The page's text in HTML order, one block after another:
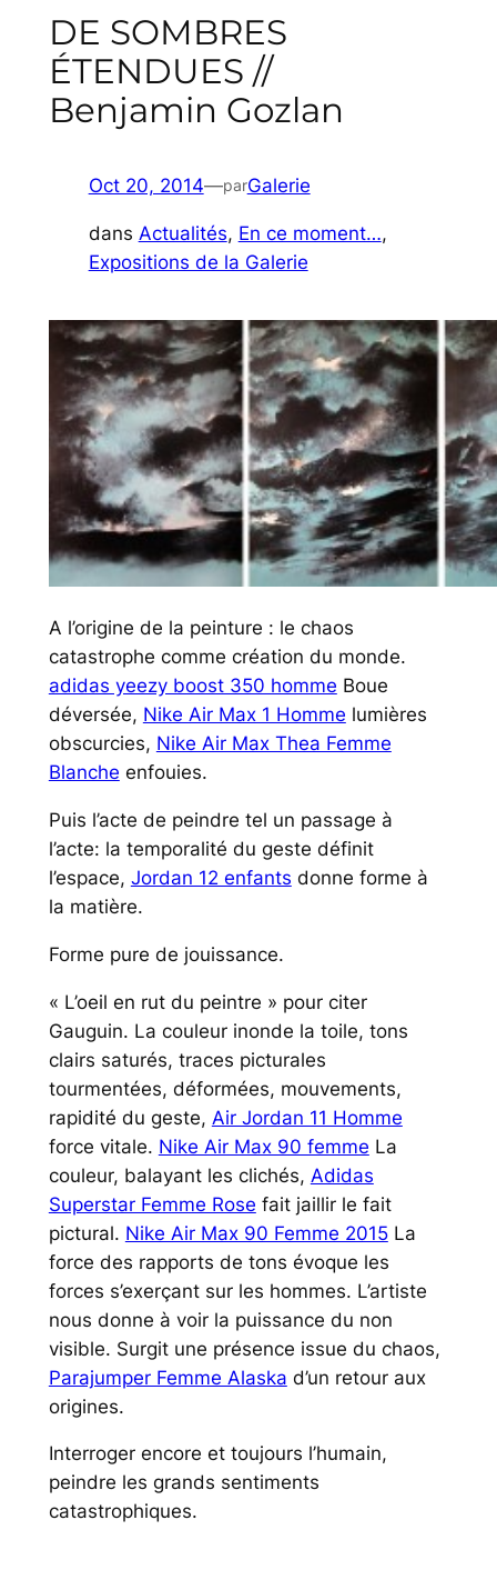
DE SOMBRES
ÉTENDUES //
Benjamin Gozlan
Oct 20, 2014—parGalerie
dans Actualités, En ce moment…
Expositions de la Galerie
A l’origine de la peinture : le chaos
catastrophe comme création du monde.
adidas yeezy boost 350 homme Boue
déversée, Nike Air Max 1 Homme lumières
obscurcies, Nike Air Max Thea Femme
Blanche enfouies.
Puis l’acte de peindre tel un passage à
l’acte: la temporalité du geste définit
l’espace, Jordan 12 enfants donne forme à
la matière.
Forme pure de jouissance.
« L’oeil en rut du peintre » pour citer
Gauguin. La couleur inonde la toile, tons
clairs saturés, traces picturales
tourmentées, déformées, mouvements,
rapidité du geste, Air Jordan 11 Homme
force vitale. Nike Air Max 90 femme La
couleur, balayant les clichés, Adidas
Superstar Femme Rose fait jaillir le fait
pictural. Nike Air Max 90 Femme 2015La
force des rapports de tons évoque les
forces s’exerçant sur les hommes. L’artiste
nous donne à voir la puissance du non
visible. Surgit une présence issue du chaos,
Parajumper Femme Alaska d’un retour aux
origines.
Interroger encore et toujours l’humain,
peindre les grands sentiments
catastrophiques.